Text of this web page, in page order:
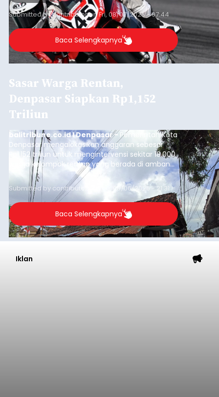
Submitted bycontributoronFri, 08/07/2026 - 07:44
Baca Selengkapnya
Sasar Warga Rentan,
Denpasar Siapkan Rp1,152
Triliun
balitribune.co.id I Denpasar - Pemerintah Kota
Denpasar mengalokasikan anggaran sebesar
Rp1,152 triliun untuk mengintervensi sekitar 18.000
warga kelompok rentan yang berada di ambang
garis kemiskinan. Langkah strategis ini diambil
guna menjaga masyarakat yang berada pada
kelompok desil 5 dan 6 tersebut agar tidak
merosot ke kategori miskin.
Submitted by contributor Thu, 08/06/2026 - 21:31
Baca Selengkapnya
Iklan